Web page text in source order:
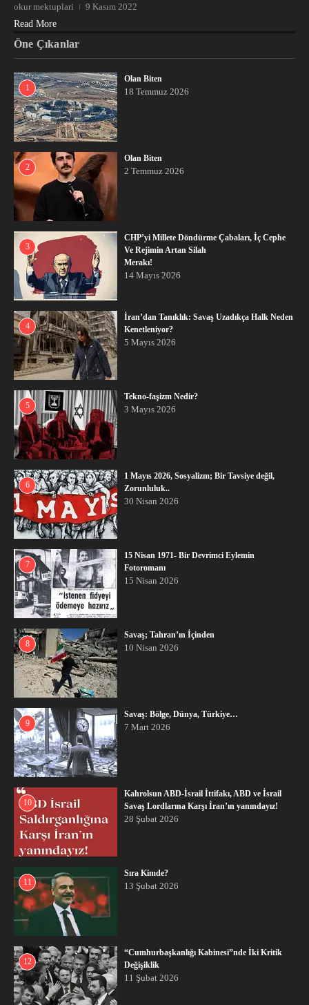
okur mektuplari
9 Kasım 2022
Read More
Öne Çıkanlar
1
Olan Biten
18 Temmuz 2026
2
Olan Biten
2 Temmuz 2026
3
CHP’yi Millete Döndürme Çabaları, İç Cephe
Ve Rejimin Artan Silah
Merakı!
14 Mayıs 2026
4
İran’dan Tanıklık: Savaş Uzadıkça Halk Neden
Kenetleniyor?
5 Mayıs 2026
5
Tekno-faşizm Nedir?
3 Mayıs 2026
6
1 Mayıs 2026, Sosyalizm; Bir Tavsiye değil,
Zorunluluk..
30 Nisan 2026
7
15 Nisan 1971- Bir Devrimci Eylemin
Fotoromanı
15 Nisan 2026
8
Savaş; Tahran’ın İçinden
10 Nisan 2026
9
Savaş: Bölge, Dünya, Türkiye…
7 Mart 2026
10
Kahrolsun ABD-İsrail İttifakı, ABD ve İsrail
Savaş Lordlarına Karşı İran’ın yanındayız!
28 Şubat 2026
11
Sıra Kimde?
13 Şubat 2026
12
“Cumhurbaşkanlığı Kabinesi”nde İki Kritik
Değişiklik
11 Şubat 2026